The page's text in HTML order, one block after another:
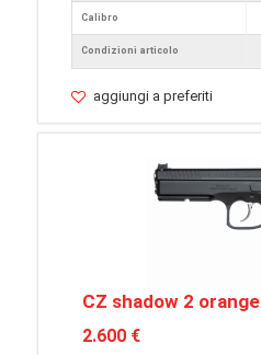
Calibro
Condizioni articolo
aggiungi a preferiti
CZ shadow 2 orange
2.600 €